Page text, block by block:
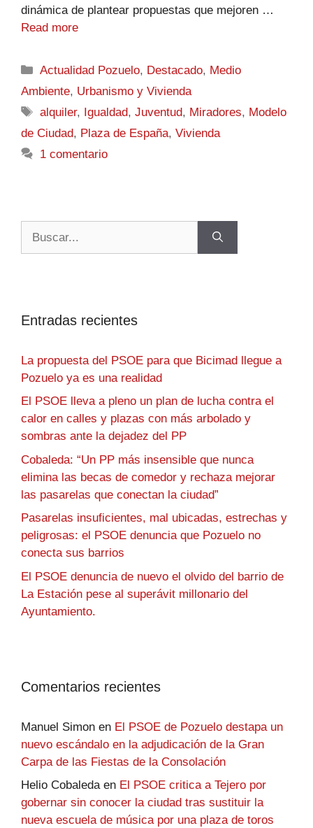
dinámica de plantear propuestas que mejoren …
Read more
Actualidad Pozuelo, Destacado, Medio
Ambiente, Urbanismo y Vivienda
alquiler, Igualdad,Juventud, Miradores, Modelo
de Ciudad, Plaza de España, Vivienda
1 comentario
Entradas recientes
La propuesta del PSOE para que Bicimad llegue a
Pozuelo ya es una realidad
El PSOE lleva a pleno un plan de lucha contra el
calor en calles y plazas con más arbolado y
sombras ante la dejadez del PP
Cobaleda: “Un PP más insensible que nunca
elimina las becas de comedor y rechaza mejorar
las pasarelas que conectan la ciudad”
Pasarelas insuficientes, mal ubicadas, estrechas y
peligrosas: el PSOE denuncia que Pozuelo no
conecta sus barrios
El PSOE denuncia de nuevo el olvido del barrio de
La Estación pese al superávit millonario del
Ayuntamiento.
Comentarios recientes
Manuel Simon en El PSOE de Pozuelo destapa un
nuevo escándalo en la adjudicación de la Gran
Carpa de las Fiestas de la Consolación
Helio Cobaledaen El PSOE critica a Tejero por
gobernar sin conocer la ciudad tras sustituir la
nueva escuela de música por una plaza de toros